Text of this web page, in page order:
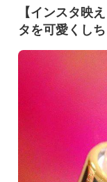
【インスタ映
タを可愛くし